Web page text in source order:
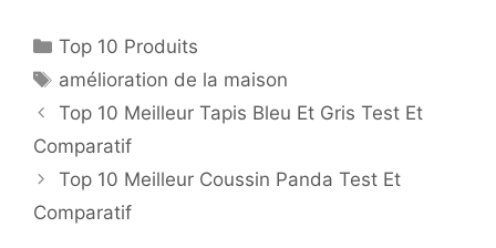
Top 10 Produits
amélioration de la maison
Top 10 Meilleur Tapis Bleu Et Gris Test Et
Comparatif
Top 10 Meilleur Coussin Panda Test Et
Comparatif